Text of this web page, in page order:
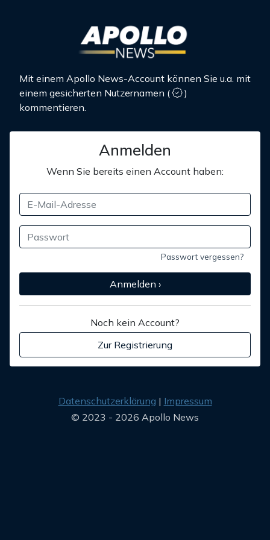
Mit einem Apollo News-Account können Sie u.a. mit
einem gesicherten Nutzernamen (
)
kommentieren.
Anmelden
Wenn Sie bereits einen Account haben:
Passwort vergessen?
Anmelden ›
Noch kein Account?
Zur Registrierung
Datenschutzerklärung
Impressum
© 2023 - 2026 Apollo News